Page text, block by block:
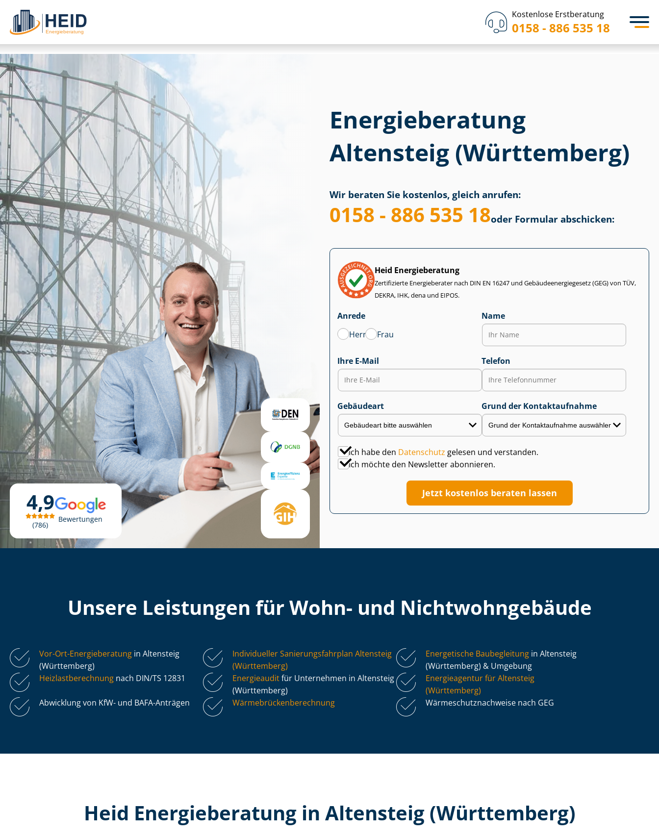
Kostenlose Erstberatung
0158 - 886 535 18
4,9
786
Bewertungen
Energieberatung
Altensteig (Württemberg)
Wir beraten Sie kostenlos, gleich anrufen:
0158 - 886 535 18oder Formular abschicken:
Heid Energieberatung
Zertifizierte Energieberater nach DIN EN 16247 und Ge­bäu­de­en­er­gie­ge­setz (GEG) von TÜV,
DEKRA, IHK, dena und EIPOS.
Anrede
Herr
Frau
Name
Ihre E-Mail Telefon
Gebäudeart Grund der Kontaktaufnahme
Ich habe den Datenschutz gelesen und verstanden.
Ich möchte den Newsletter abonnieren.
Jetzt kostenlos beraten lassen
Unsere Leistungen für Wohn- und Nicht­wohn­ge­bäu­de
Vor-Ort-Energieberatung in Altensteig
(Württemberg)
Individueller Sa­nie­rungs­fahr­plan Altensteig
(Württemberg)
Energetische Baubegleitung in Altensteig
(Württemberg) & Umgebung
Heiz­last­be­rech­nung nach DIN/TS 12831 Energieauditfür Unternehmen in Altensteig
(Württemberg)
Energieagentur für Altensteig
(Württemberg)
Abwicklung von KfW- und BAFA-Anträgen
Wär­me­brü­cken­be­rech­nung Wär­me­schutz­nach­wei­se nach GEG
Heid Energieberatung in Altensteig (Württemberg)